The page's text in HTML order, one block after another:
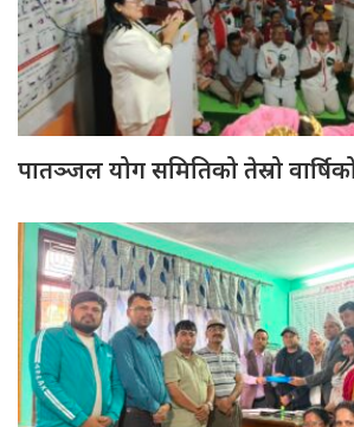
पातञ्जल योग समितिको तेस्रो